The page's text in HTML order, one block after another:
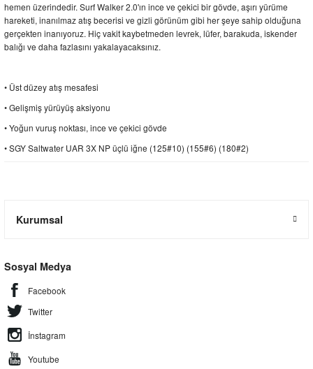
hemen üzerindedir. Surf Walker 2.0'ın ince ve çekici bir gövde, aşırı yürüme
hareketi, inanılmaz atış becerisi ve gizli görünüm gibi her şeye sahip olduğuna
gerçekten inanıyoruz. Hiç vakit kaybetmeden levrek, lüfer, barakuda, iskender
balığı ve daha fazlasını yakalayacaksınız.
• Üst düzey atış mesafesi
• Gelişmiş yürüyüş aksiyonu
• Yoğun vuruş noktası, ince ve çekici gövde
• SGY Saltwater UAR 3X NP üçlü iğne (125#10) (155#6) (180#2)
Kurumsal
Sosyal Medya
Facebook
Twitter
İnstagram
Youtube